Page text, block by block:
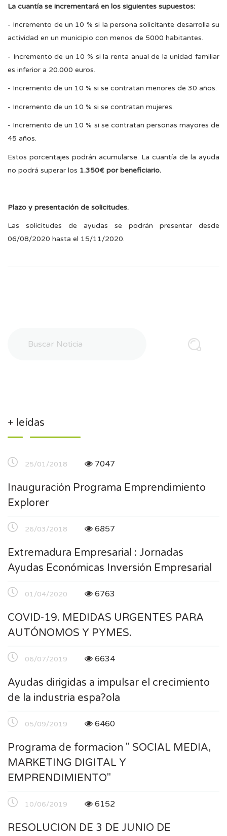
La cuantía se incrementará en los siguientes supuestos:
- Incremento de un 10 % si la persona solicitante desarrolla su
actividad en un municipio con menos de 5000 habitantes.
- Incremento de un 10 % si la renta anual de la unidad familiar
es inferior a 20.000 euros.
- Incremento de un 10 % si se contratan menores de 30 años.
- Incremento de un 10 % si se contratan mujeres.
- Incremento de un 10 % si se contratan personas mayores de
45 años.
Estos porcentajes podrán acumularse. La cuantía de la ayuda
no podrá superar los 1.350€ por beneficiario.
Plazo y presentación de solicitudes.
Las solicitudes de ayudas se podrán presentar desde
06/08/2020 hasta el 15/11/2020.
+ leídas
25/01/2018 7047
Inauguración Programa Emprendimiento
Explorer
26/03/2018 6857
Extremadura Empresarial : Jornadas
Ayudas Económicas Inversión Empresarial
01/04/2020 6763
COVID-19. MEDIDAS URGENTES PARA
AUTÓNOMOS Y PYMES.
06/07/2019 6634
Ayudas dirigidas a impulsar el crecimiento
de la industria espa?ola
05/09/2019 6460
Programa de formacion " SOCIAL MEDIA,
MARKETING DIGITAL Y
EMPRENDIMIENTO"
10/06/2019 6152
RESOLUCION DE 3 DE JUNIO DE